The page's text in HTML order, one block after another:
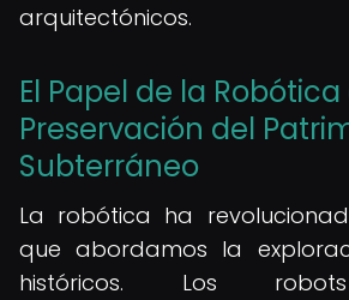
arquitectónicos.
El Papel de la
Preservación del
Subterráneo
La robótica ha
que abordamos la
históricos. Los